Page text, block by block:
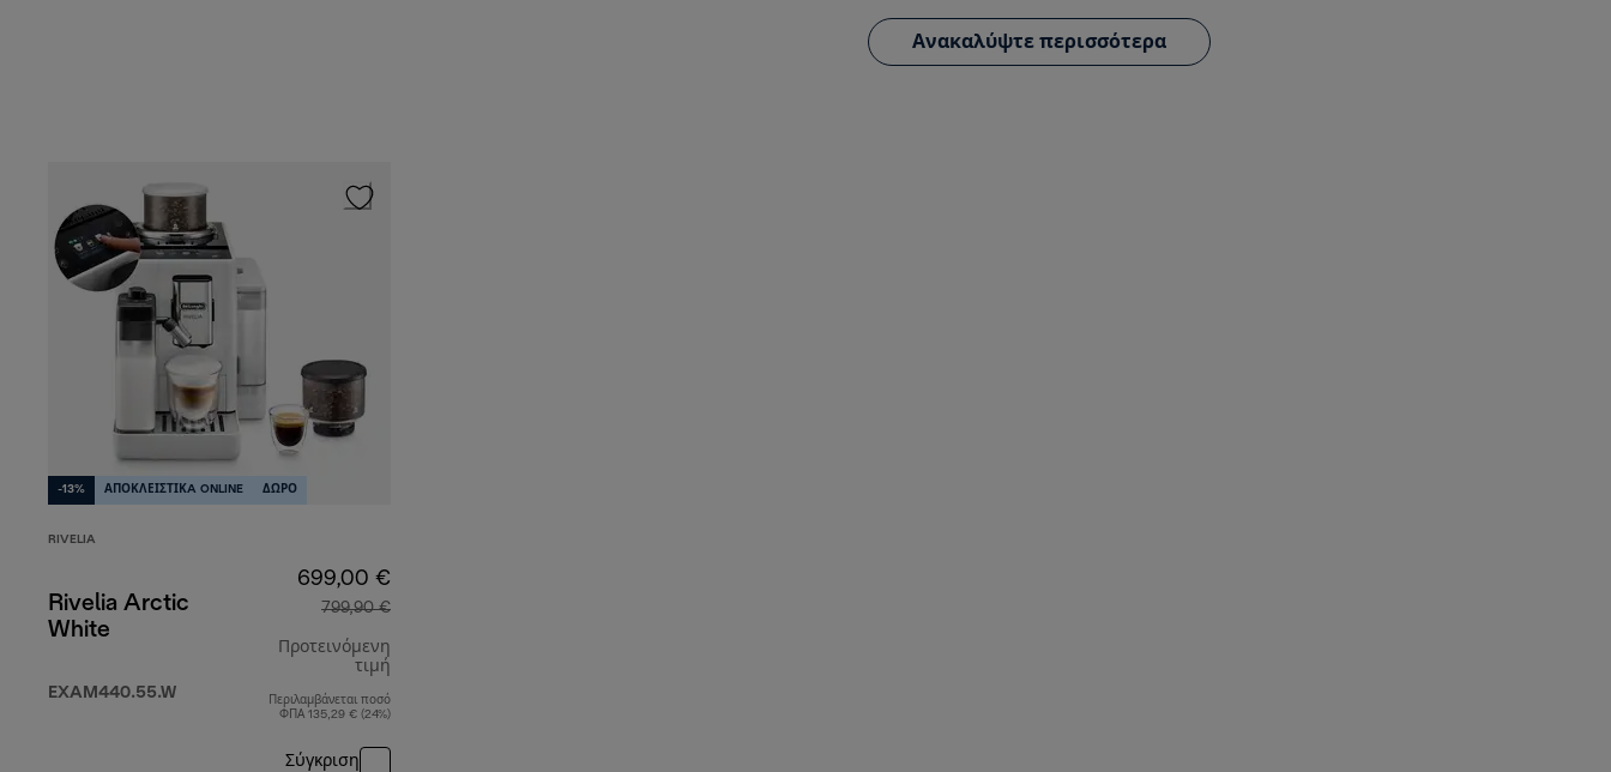
Ανακαλύψτε περισσότερα
-13% ΑΠΟΚΛΕΙΣΤΙΚA ONLINE ΔΩΡΟ
RIVELIA
Rivelia Arctic
White
EXAM440.55.W
699,00 €
799,90 €
Προτεινόμενη
τιμή
αρχική τιμή 799,90 €
Περιλαμβάνεται ποσό
ΦΠΑ 135,29 € (24%)
Σύγκριση